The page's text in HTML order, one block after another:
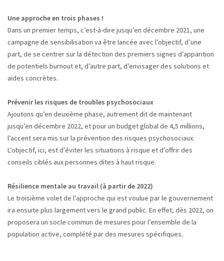
Une approche en trois phases !
Dans un premier temps, c’est-à-dire jusqu’en décembre 2021, une
campagne de sensibilisation va être lancée avec l’objectif, d’une
part, de se centrer sur la détection des premiers signes d’apparition
de potentiels burnout et, d’autre part, d’envisager des solutions et
aides concrètes.
Prévenir les risques de troubles psychosociaux
Ajoutons qu’en deuxième phase, autrement dit de maintenant
jusqu’en décembre 2022, et pour un budget global de 4,5 millions,
l’accent sera mis sur la prévention des risques psychosociaux.
L’objectif, ici, est d’éviter les situations à risque et d’offrir des
conseils ciblés aux personnes dites à haut risque.
Résilience mentale au travail (à partir de 2022)
Le troisième volet de l’approche qui est voulue par le gouvernement
ira ensuite plus largement vers le grand public. En effet, dès 2022, on
proposera un socle commun de mesures pour l’ensemble de la
population active, complété par des mesures spécifiques.